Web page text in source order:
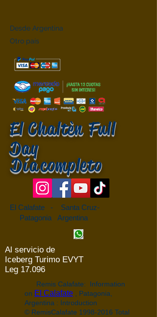
Desde Argentina
Otro país
El Chaltèn Full
Day
Díacompleto
El Calafate - Santa Cruz-
Patagonia Argentina
Al servicio de
Iceberg Turimo EVYT
Leg 17.096
Remis Calafate: Information
on El Calafate , Patagonia,
Argentina : Introduction
© RemisCalafate 1998-2016 Total